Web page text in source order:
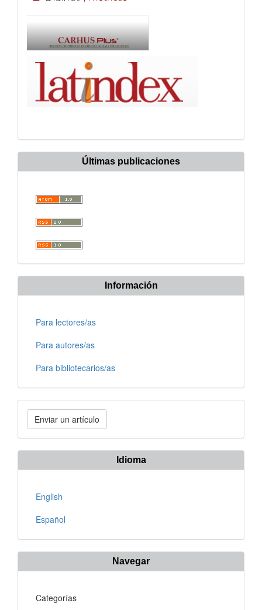
Últimas publicaciones
Información
Para lectores/as
Para autores/as
Para bibliotecarios/as
Enviar
un
artículo
Enviar un artículo
Idioma
English
Español
Navegar
Categorías